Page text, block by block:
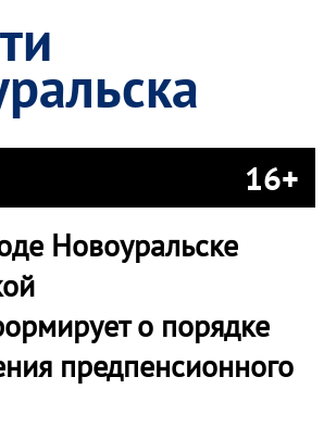
16+
Новоуральске
о порядке
предпенсионного